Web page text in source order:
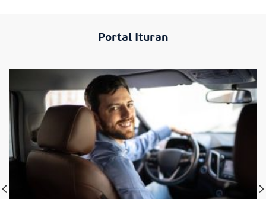
Portal Ituran